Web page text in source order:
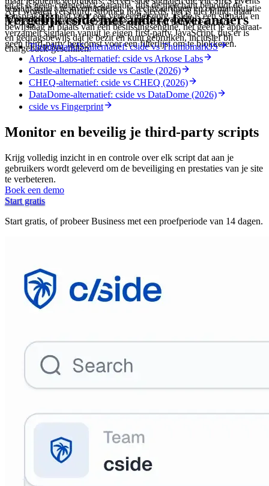
API worden verstuurd, stromen nog steeds, het is niet blind, maar
het door de browser verzamelde deel wordt beïnvloed. cside
verzamelt signalen vanuit je eigen first-party JavaScript, dus er is
geen third-party herkomst voor een filterlijst om te blokkeren.
betaalpagina's te inventariseren, te rechtvaardigen en op manipulatie
te monitoren, inclusief collectors zoals die van Sift.
en er is geen chargeback-garantie, dus de merchant behoudt de
aansprakelijkheid voor een verkeerde score. cside is een signaal- en
bewijslaag in plaats van een beslissingsengine, het geeft je apparaat-
en gedragsbewijs dat je bezit en kunt gebruiken, inclusief bij
chargeback-geschillen.
Vergelijk cside met andere leveranciers
ThumbmarkJS-alternatief: cside vs ThumbmarkJS
Arkose Labs-alternatief: cside vs Arkose Labs
Castle-alternatief: cside vs Castle (2026)
CHEQ-alternatief: cside vs CHEQ (2026)
DataDome-alternatief: cside vs DataDome (2026)
cside vs Fingerprint
Monitor en beveilig je third-party scripts
Krijg volledig inzicht in en controle over elk script dat aan je
gebruikers wordt geleverd om de beveiliging en prestaties van je site
te verbeteren.
Boek een demo
Start gratis
Start gratis, of probeer Business met een proefperiode van 14 dagen.